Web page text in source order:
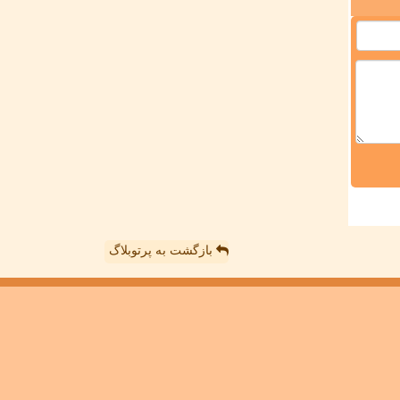
بازگشت به پرتوبلاگ